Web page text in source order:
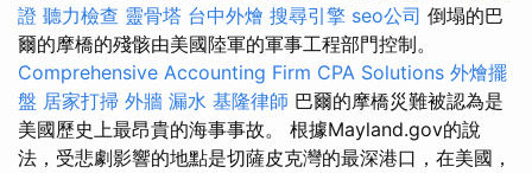
證 聽力檢查 靈骨塔 台中外燴 搜尋引擎 seo公司 倒塌的巴
爾的摩橋的殘骸由美國陸軍的軍事工程部門控制。
Comprehensive Accounting Firm CPA Solutions 外燴擺
盤 居家打掃 外牆 漏水 基隆律師 巴爾的摩橋災難被認為是
美國歷史上最昂貴的海事事故。 根據Mayland.gov的說
法，受悲劇影響的地點是切薩皮克灣的最深港口，在美國，